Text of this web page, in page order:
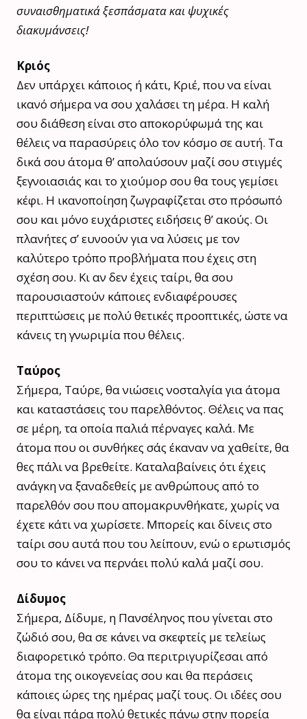
συναισθηματικά ξεσπάσματα και ψυχικές
διακυμάνσεις!
Κριός
Δεν υπάρχει κάποιος ή κάτι, Κριέ, που να είναι
ικανό σήμερα να σου χαλάσει τη μέρα. Η καλή
σου διάθεση είναι στο αποκορύφωμά της και
θέλεις να παρασύρεις όλο τον κόσμο σε αυτή. Τα
δικά σου άτομα θ’ απολαύσουν μαζί σου στιγμές
ξεγνοιασιάς και το χιούμορ σου θα τους γεμίσει
κέφι. Η ικανοποίηση ζωγραφίζεται στο πρόσωπό
σου και μόνο ευχάριστες ειδήσεις θ’ ακούς. Οι
πλανήτες σ’ ευνοούν για να λύσεις με τον
καλύτερο τρόπο προβλήματα που έχεις στη
σχέση σου. Κι αν δεν έχεις ταίρι, θα σου
παρουσιαστούν κάποιες ενδιαφέρουσες
περιπτώσεις με πολύ θετικές προοπτικές, ώστε να
κάνεις τη γνωριμία που θέλεις.
Ταύρος
Σήμερα, Ταύρε, θα νιώσεις νοσταλγία για άτομα
και καταστάσεις του παρελθόντος. Θέλεις να πας
σε μέρη, τα οποία παλιά πέρναγες καλά. Με
άτομα που οι συνθήκες σάς έκαναν να χαθείτε, θα
θες πάλι να βρεθείτε. Καταλαβαίνεις ότι έχεις
ανάγκη να ξαναδεθείς με ανθρώπους από το
παρελθόν σου που απομακρυνθήκατε, χωρίς να
έχετε κάτι να χωρίσετε. Μπορείς και δίνεις στο
ταίρι σου αυτά που του λείπουν, ενώ ο ερωτισμός
σου το κάνει να περνάει πολύ καλά μαζί σου.
Δίδυμος
Σήμερα, Δίδυμε, η Πανσέληνος που γίνεται στο
ζώδιό σου, θα σε κάνει να σκεφτείς με τελείως
διαφορετικό τρόπο. Θα περιτριγυρίζεσαι από
άτομα της οικογενείας σου και θα περάσεις
κάποιες ώρες της ημέρας μαζί τους. Οι ιδέες σου
θα είναι πάρα πολύ θετικές πάνω στην πορεία